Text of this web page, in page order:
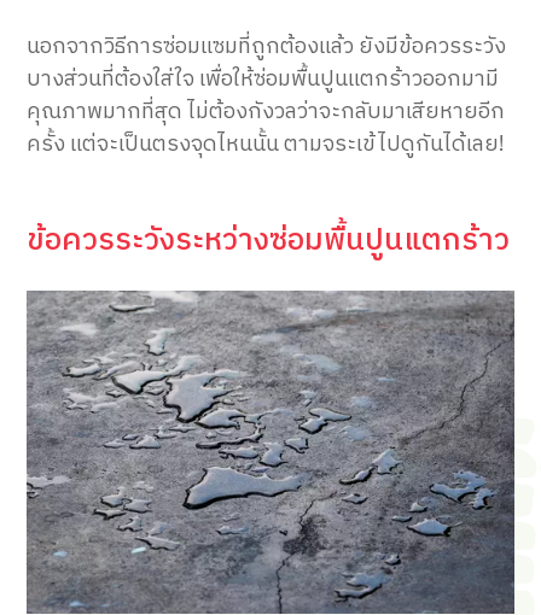
นอกจากวิธีการซ่อมแซมที่ถูกต้องแล้ว ยังมีข้อควรระวัง
บางส่วนที่ต้องใส่ใจ เพื่อให้ซ่อมพื้นปูนแตกร้าวออกมามี
คุณภาพมากที่สุด ไม่ต้องกังวลว่าจะกลับมาเสียหายอีก
ครั้ง แต่จะเป็นตรงจุดไหนนั้น ตามจระเข้ไปดูกันได้เลย!
ข้อควรระวังระหว่างซ่อมพื้นปูนแตกร้าว